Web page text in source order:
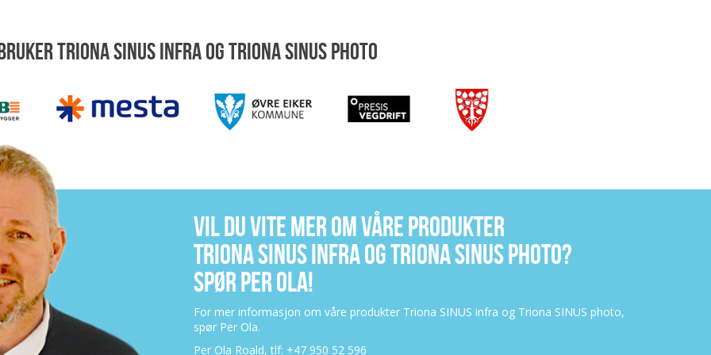
TRIONA SINUS INFRA OG TRIONA SINUS PHOTO
VIL DU VITE MER OM VÅRE PRODUKTER
TRIONA SINUS INFRA OG TRIONA SINUS PHOTO?
SPØR PER OLA!
For mer informasjon om våre produkter Triona SINUS infra og Triona SINUS photo,
spør Per Ola.
Per Ola Roald, tlf: +47 950 52 596